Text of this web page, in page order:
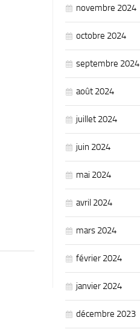
novembre 2024
octobre 2024
septembre 2024
août 2024
juillet 2024
juin 2024
mai 2024
avril 2024
mars 2024
février 2024
janvier 2024
décembre 2023